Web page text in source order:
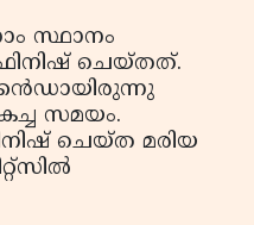
സ്ഥാനം
ചെയ്‌തത്.
സമയം.
ചെയ്ത മരിയ